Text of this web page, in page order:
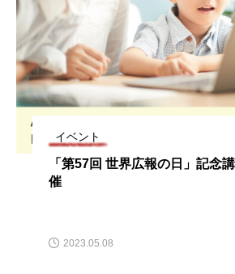
イベント
「第57回 世界広報の日」記念
催
2023.05.08